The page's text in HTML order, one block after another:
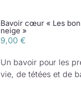
Bavoir cœur « Les
neige »
9,00 €
Un bavoir pour les
vie, de tétées et de